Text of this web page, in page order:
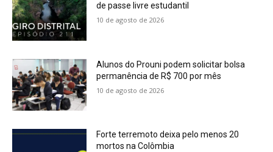
de passe livre estudantil
10 de agosto de 2026
Alunos do Prouni podem solicitar bolsa
permanência de R$ 700 por mês
10 de agosto de 2026
Forte terremoto deixa pelo menos 20
mortos na Colômbia